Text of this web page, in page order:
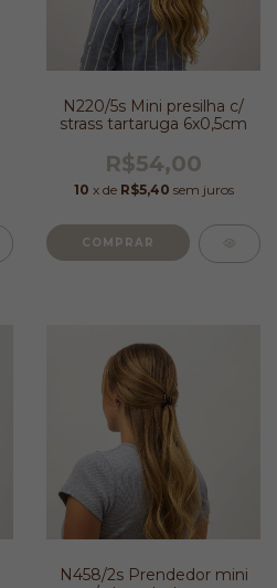
N220/5s Mini presilha c/
strass tartaruga 6x0,5cm
R$54,00
10 x de R$5,40 sem juros
N458/2s Prendedor mini